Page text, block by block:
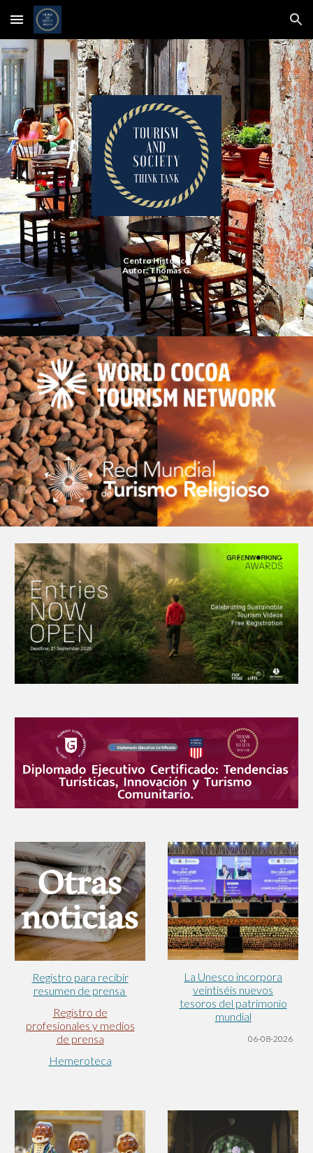
Skip to main content Skip to navigation
Centro Histórico
Autor: Thomas G.
Registro para recibir
resumen de prensa
Registro de
profesionales y medios
de prensa
Hemeroteca
La Unesco incorpora
veintiséis nuevos
tesoros del patrimonio
mundial
06-08-2026